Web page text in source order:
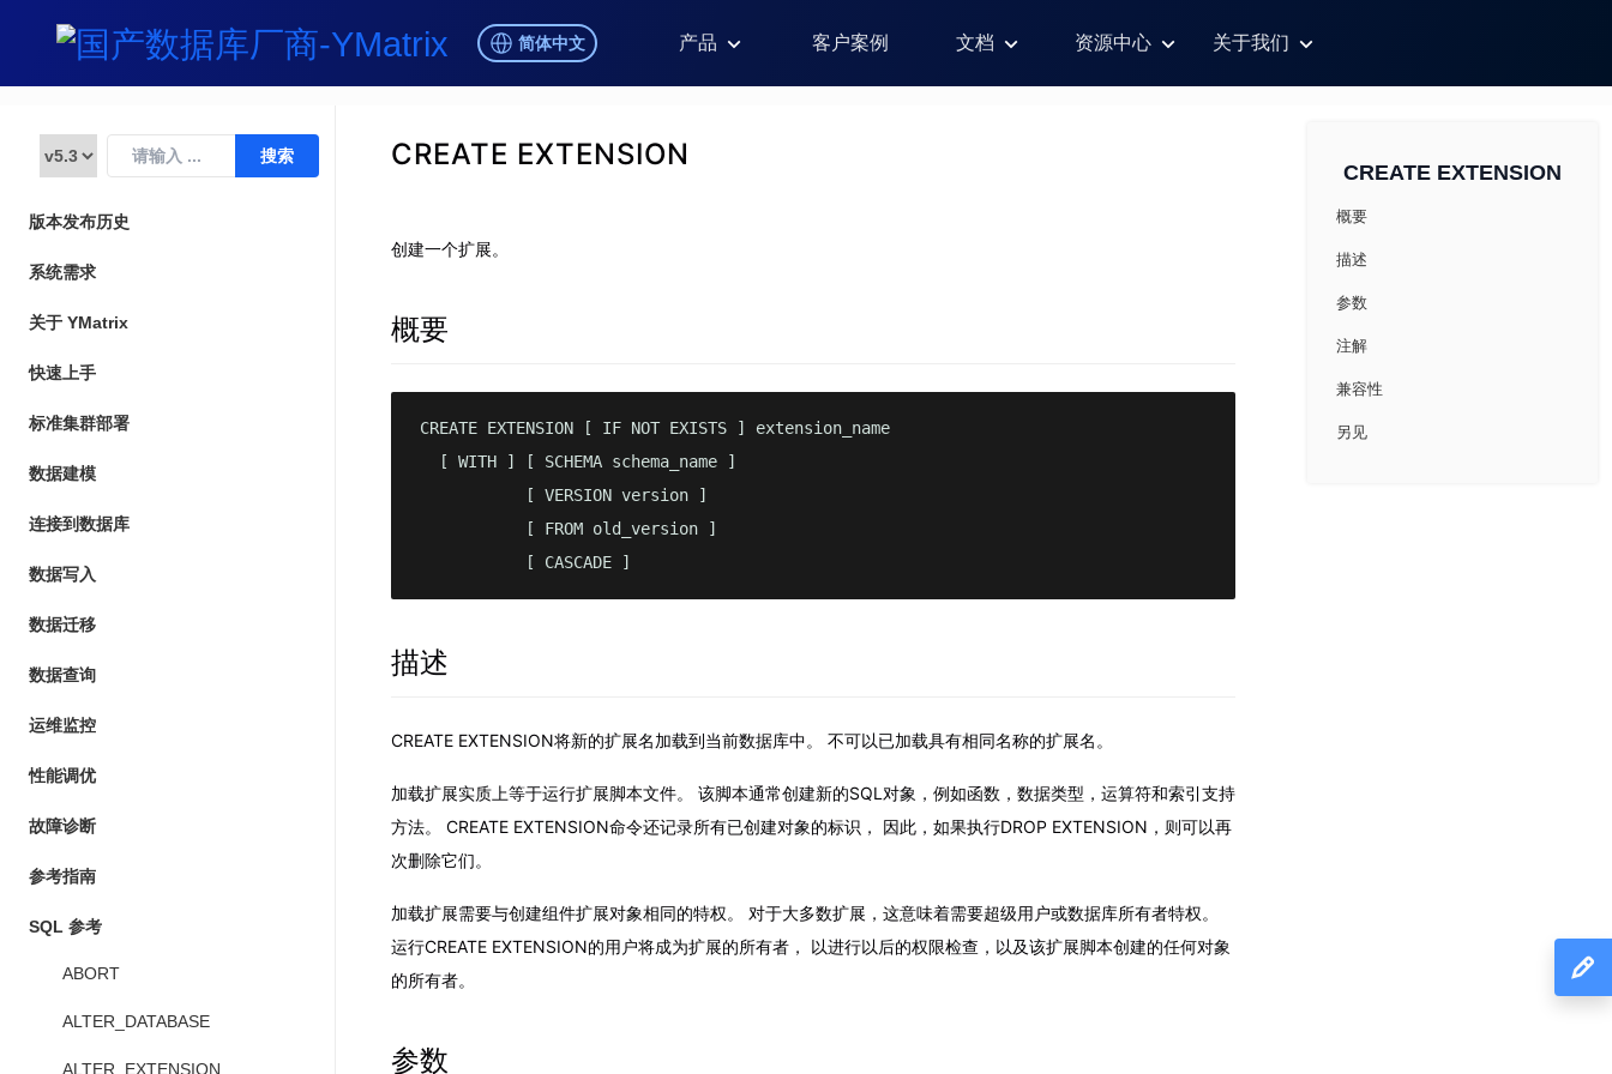
简体中文 产品 客户案例 文档 资源中心 关于我们
版本发布历史
系统需求
关于 YMatrix
快速上手
标准集群部署
数据建模
连接到数据库
数据写入
数据迁移
数据查询
运维监控
性能调优
故障诊断
参考指南
SQL 参考
ABORT
ALTER_DATABASE
ALTER_EXTENSION
CREATE EXTENSION
创建一个扩展。
概要
CREATE EXTENSION [ IF NOT EXISTS ] extension_name
  [ WITH ] [ SCHEMA schema_name ]
           [ VERSION version ]
           [ FROM old_version ]
           [ CASCADE ]
描述
CREATE EXTENSION将新的扩展名加载到当前数据库中。 不可以已加载具有相同名称的扩展名。
加载扩展实质上等于运行扩展脚本文件。 该脚本通常创建新的SQL对象，例如函数，数据类型，运算符和索引支持
方法。 CREATE EXTENSION命令还记录所有已创建对象的标识， 因此，如果执行DROP EXTENSION，则可以再
次删除它们。
加载扩展需要与创建组件扩展对象相同的特权。 对于大多数扩展，这意味着需要超级用户或数据库所有者特权。
运行CREATE EXTENSION的用户将成为扩展的所有者， 以进行以后的权限检查，以及该扩展脚本创建的任何对象
的所有者。
参数
CREATE EXTENSION
概要
描述
参数
注解
兼容性
另见